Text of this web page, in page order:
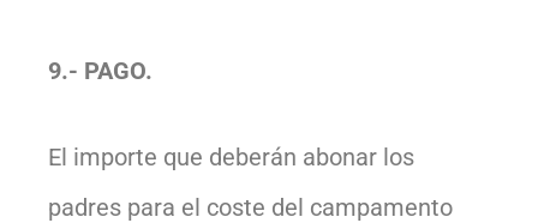
9.- PAGO.
El importe que deberán abonar los
padres para el coste del campamento